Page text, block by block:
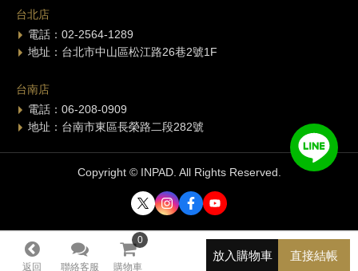
返回 聯絡客服
0
購物車
直接結帳
放入購物車
台北店
電話：02-2564-1289
地址：台北市中山區松江路26巷2號1F
台南店
電話：06-208-0909
地址：台南市東區長榮路二段282號
Copyright © INPAD. All Rights Reserved.
0